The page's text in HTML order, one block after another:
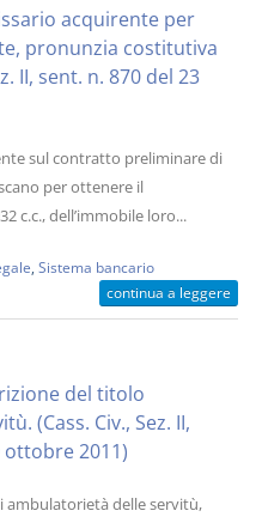
acquirente per
pronunzia costitutiva
II, sent. n. 870 del 23
sul contratto preliminare di
per ottenere il
c.c., dell’immobile loro...
Sistema bancario
continua a leggere
del titolo
(Cass. Civ., Sez. II,
ottobre 2011)
ambulatorietà delle servitù,